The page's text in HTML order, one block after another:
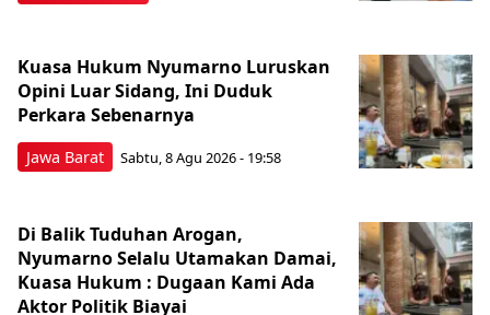
Jawa Barat
Kuasa Hukum Nyumarno Luruskan
Opini Luar Sidang, Ini Duduk
Perkara Sebenarnya ​
Sabtu, 8 Agu 2026 - 19:58
Di Balik Tuduhan Arogan,
Nyumarno Selalu Utamakan Damai,
Kuasa Hukum : Dugaan Kami Ada
Aktor Politik Biayai